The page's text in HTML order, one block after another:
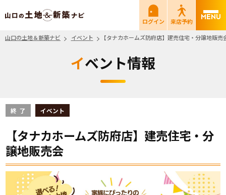
山口の土地＆新築ナビ
ログイン
来店予約
山口の土地＆新築ナビ
イベント 【タナカホームズ防府店】建売住宅・分譲地販売
イベント情報
終了 イベント
【タナカホームズ防府店】建売住宅・分
譲地販売会